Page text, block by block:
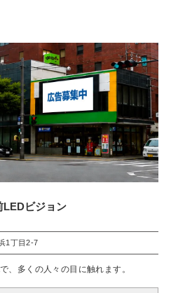
LEDビジョン
1丁目2-7
、多くの人々の目に触れます。